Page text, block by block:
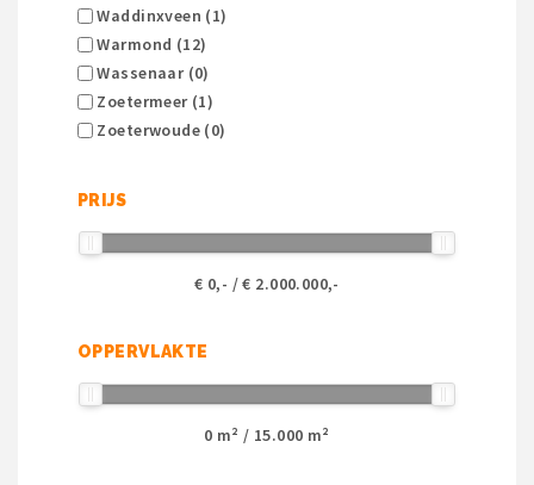
Waddinxveen (1)
Warmond (12)
Wassenaar (0)
Zoetermeer (1)
Zoeterwoude (0)
PRIJS
€ 0,- / € 2.000.000,-
OPPERVLAKTE
0 m² / 15.000 m²